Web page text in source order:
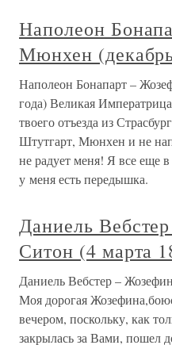
Наполеон
Мюнхен
Наполеон Бонапарт –
года) Великая
твоего отъезда из
Штутгарт, Мюнхен и не
не радует меня! Я все еще
у меня есть передышка.
Даниель
Ситон (4 марта
Даниель Вебстер –
Моя дорогая
вечером, поскольку, как
закрылась за Вами, пошел